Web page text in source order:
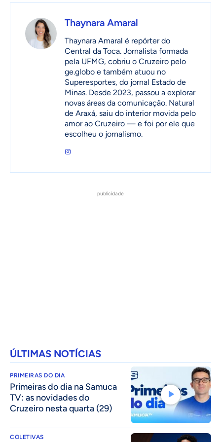
Thaynara Amaral
Thaynara Amaral é repórter do
Central da Toca. Jornalista formada
pela UFMG, cobriu o Cruzeiro pelo
ge.globo e também atuou no
Superesportes, do jornal Estado de
Minas. Desde 2023, passou a explorar
novas áreas da comunicação. Natural
de Araxá, saiu do interior movida pelo
amor ao Cruzeiro — e foi por ele que
escolheu o jornalismo.
publicidade
ÚLTIMAS NOTÍCIAS
PRIMEIRAS DO DIA
Primeiras do dia na Samuca
TV: as novidades do
Cruzeiro nesta quarta (29)
COLETIVAS